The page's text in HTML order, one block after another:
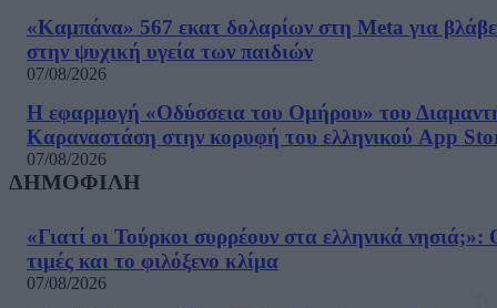
«Καμπάνα» 567 εκατ δολαρίων στη Meta για
στην ψυχική υγεία των παιδιών
07/08/2026
Η εφαρμογή «Οδύσσεια του Ομήρου» του
Καραναστάση στην κορυφή του ελληνικού App
07/08/2026
ΔΗΜΟΦΙΛΗ
«Γιατί οι Τούρκοι συρρέουν στα ελληνικά νησιά;»:
τιμές και το φιλόξενο κλίμα
07/08/2026